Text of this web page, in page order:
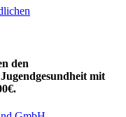
den
mit